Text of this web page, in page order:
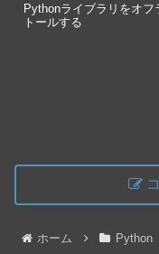
Pythonライブラリをオフ
トールする
ホーム Python